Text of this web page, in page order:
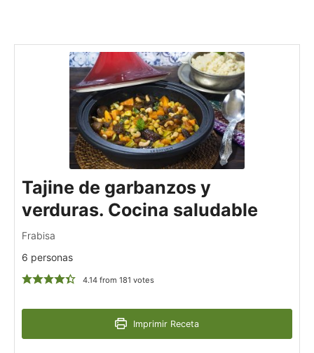
Tajine de garbanzos y
verduras. Cocina saludable
Frabisa
6 personas
4.14from 181 votes
Imprimir Receta